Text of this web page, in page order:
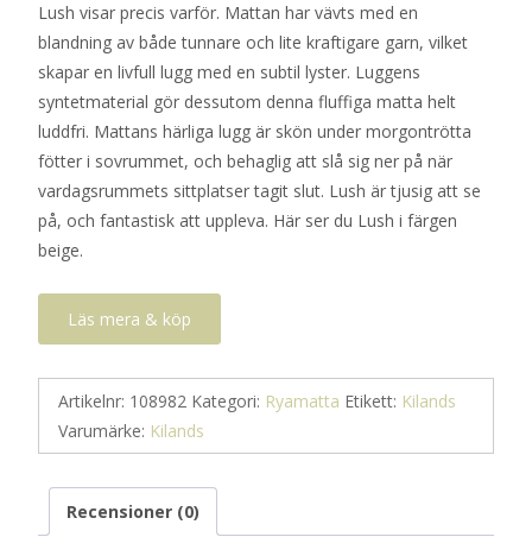
Lush visar precis varför. Mattan har vävts med en
blandning av både tunnare och lite kraftigare garn, vilket
skapar en livfull lugg med en subtil lyster. Luggens
syntetmaterial gör dessutom denna fluffiga matta helt
luddfri. Mattans härliga lugg är skön under morgontrötta
fötter i sovrummet, och behaglig att slå sig ner på när
vardagsrummets sittplatser tagit slut. Lush är tjusig att se
på, och fantastisk att uppleva. Här ser du Lush i färgen
beige.
Läs mera & köp
Artikelnr: 108982 Kategori: Ryamatta Etikett: Kilands
Varumärke: Kilands
Recensioner (0)